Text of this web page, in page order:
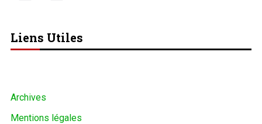
Liens Utiles
Archives
Mentions légales